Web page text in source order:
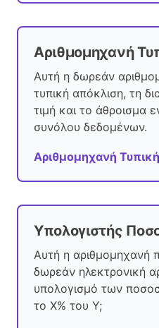
Αριθμομηχανή
Αυτή η δωρεάν
τυπική απόκλιση, τη
τιμή και το άθροισμα
συνόλου δεδομένων.
Αριθμομηχανή
Υπολογιστής
Αυτή η αριθμομηχανή
δωρεάν ηλεκτρονική
υπολογισμό των
το X% του Y;